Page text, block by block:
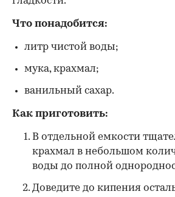
Что понадобится:
литр чистой воды;
мука, крахмал;
ванильный сахар.
Как приготовить:
В отдельной емкости
крахмал в небольшом
воды до полной
Доведите до кипения